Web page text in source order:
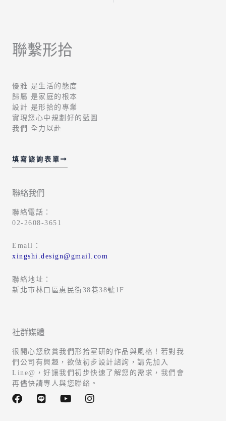
聯繫形拾
優雅 是生活的態度
歸屬 是家庭的根本
設計 是形拾的專業
實現您心中規劃好的藍圖
我們 全力以赴
填寫諮詢表單
聯絡我們
聯絡電話：
02-2608-3651
Email：
xingshi.design@gmail.com
聯絡地址：
新北市林口區惠民街38巷38號1F
社群媒體
很開心您欣賞我們形拾室研的作品與風格！若對我
們公司有興趣，欲做初步設計諮詢，請先加入
Line@，好讓我們初步快速了解您的需求，我們會
再儘快請專人與您聯絡。
F
L
Y
I